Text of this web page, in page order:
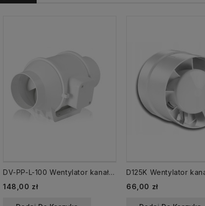
DV-PP-L-100 Wentylator kanałowy Light 100 Alnor
Cena
148,00 zł
Cena
66,00 zł